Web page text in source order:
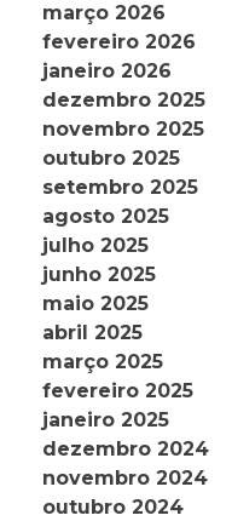
março 2026
fevereiro 2026
janeiro 2026
dezembro 2025
novembro 2025
outubro 2025
setembro 2025
agosto 2025
julho 2025
junho 2025
maio 2025
abril 2025
março 2025
fevereiro 2025
janeiro 2025
dezembro 2024
novembro 2024
outubro 2024